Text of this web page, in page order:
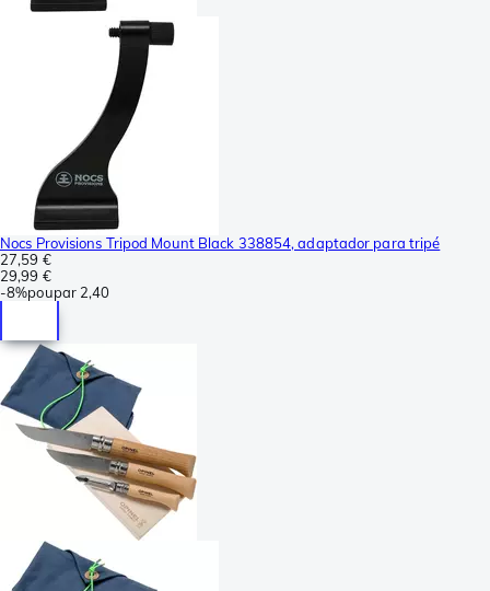
Nocs Provisions Tripod Mount Black 338854, adaptador para tripé
27,59 €
29,99 €
-8%poupar 2,40